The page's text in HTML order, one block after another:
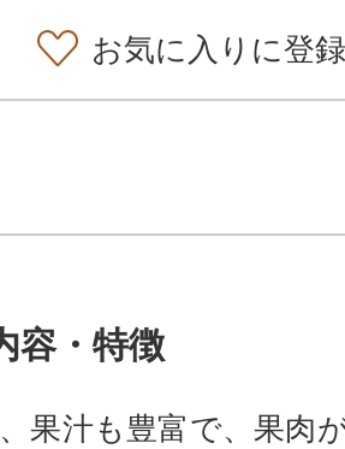
お気に入りに登録
容・特徴
果汁も豊富で、果肉